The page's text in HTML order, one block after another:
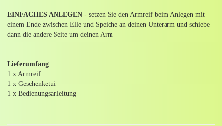
EINFACHES ANLEGEN - setzen Sie den Armreif beim Anlegen mit
einem Ende zwischen Elle und Speiche an deinen Unterarm und schiebe
dann die andere Seite um deinen Arm
Lieferumfang
1 x Armreif
1 x Geschenketui
1 x Bedienungsanleitung